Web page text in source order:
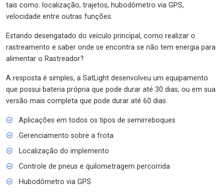
tais como: localização, trajetos, hubodômetro via GPS,
velocidade entre outras funções.
Estando desengatado do veículo principal, como realizar o
rastreamento e saber onde se encontra se não tem energia para
alimentar o Rastreador?
A resposta é simples, a SatLight desenvolveu um equipamento
que possui bateria própria que pode durar até 30 dias, ou em sua
versão mais completa que pode durar até 60 dias.
Aplicações em todos os tipos de semirreboques
Gerenciamento sobre a frota
Localização do implemento
Controle de pneus e quilometragem percorrida
Hubodômetro via GPS